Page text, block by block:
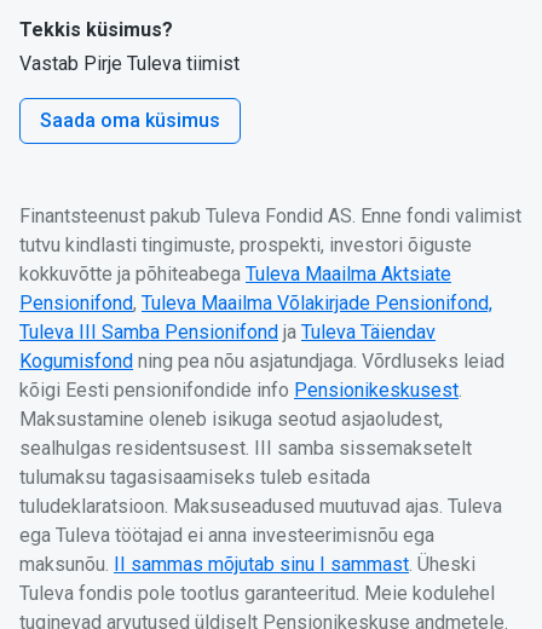
Tekkis küsimus?
Vastab Pirje Tuleva tiimist
Saada oma küsimus
Finantsteenust pakub Tuleva Fondid AS. Enne fondi valimist
tutvu kindlasti tingimuste, prospekti, investori õiguste
kokkuvõtte ja põhiteabega Tuleva Maailma Aktsiate
Pensionifond, Tuleva Maailma Võlakirjade Pensionifond,
Tuleva III Samba Pensionifond ja Tuleva Täiendav
Kogumisfond ning pea nõu asjatundjaga. Võrdluseks leiad
kõigi Eesti pensionifondide info Pensionikeskusest.
Maksustamine oleneb isikuga seotud asjaoludest,
sealhulgas residentsusest. III samba sissemaksetelt
tulumaksu tagasisaamiseks tuleb esitada
tuludeklaratsioon. Maksuseadused muutuvad ajas. Tuleva
ega Tuleva töötajad ei anna investeerimisnõu ega
maksunõu. II sammas mõjutab sinu I sammast. Üheski
Tuleva fondis pole tootlus garanteeritud. Meie kodulehel
tuginevad arvutused üldiselt Pensionikeskuse andmetele.